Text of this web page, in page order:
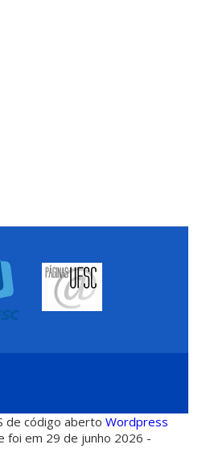
de código abertoWordpress
foi em 29 de junho 2026 -